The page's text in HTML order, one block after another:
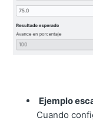
Ejemplo
Cuando